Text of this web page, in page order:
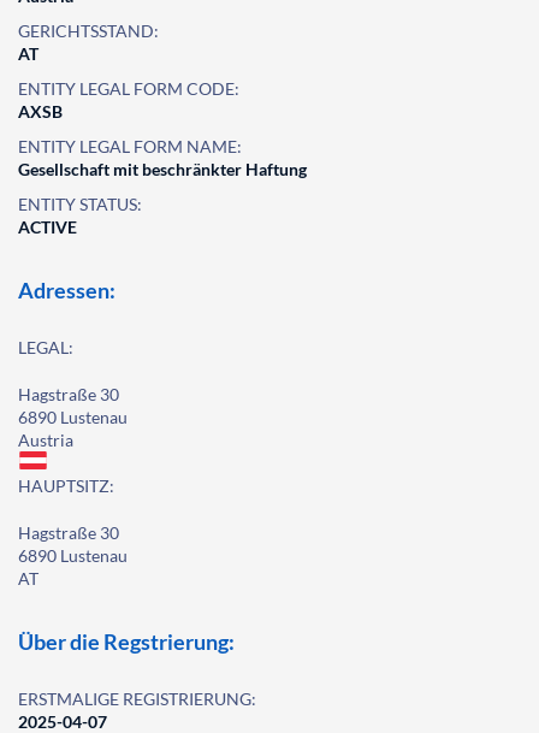
GERICHTSSTAND:
AT
ENTITY LEGAL FORM CODE:
AXSB
ENTITY LEGAL FORM NAME:
Gesellschaft mit beschränkter Haftung
ENTITY STATUS:
ACTIVE
Adressen:
LEGAL:
Hagstraße 30
6890 Lustenau
Austria
HAUPTSITZ:
Hagstraße 30
6890 Lustenau
AT
Über die Regstrierung:
ERSTMALIGE REGISTRIERUNG:
2025-04-07